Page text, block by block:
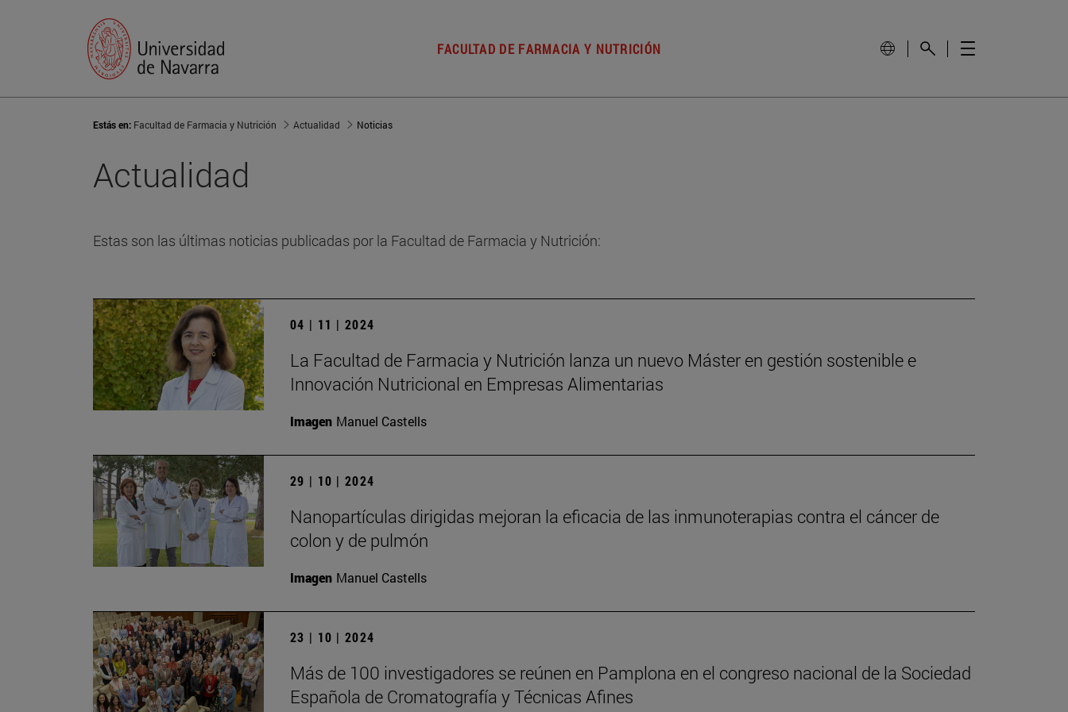
FACULTAD DE FARMACIA Y NUTRICIÓN
Estás en: Facultad de Farmacia y Nutrición Actualidad Noticias
Actualidad
Estas son las últimas noticias publicadas por la Facultad de Farmacia y Nutrición:
04 | 11 | 2024
La Facultad de Farmacia y Nutrición lanza un nuevo Máster en gestión sostenible e
Innovación Nutricional en Empresas Alimentarias
Imagen Manuel Castells
29 | 10 | 2024
Nanopartículas dirigidas mejoran la eficacia de las inmunoterapias contra el cáncer de
colon y de pulmón
Imagen Manuel Castells
23 | 10 | 2024
Más de 100 investigadores se reúnen en Pamplona en el congreso nacional de la Sociedad
Española de Cromatografía y Técnicas Afines